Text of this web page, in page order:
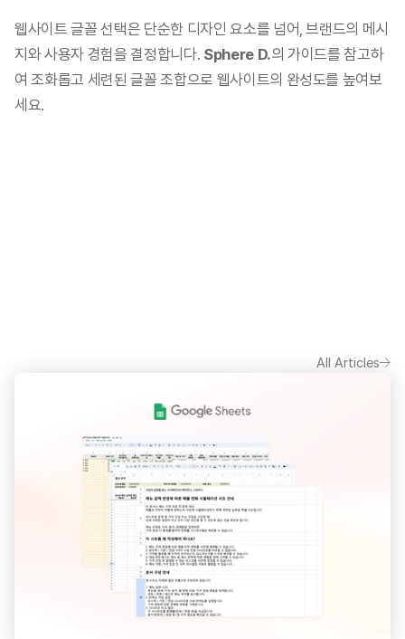
웹사이트 글꼴 선택은 단순한 디자인 요소를 넘어, 브랜드의 메시
지와 사용자 경험을 결정합니다. Sphere D.의 가이드를 참고하
여 조화롭고 세련된 글꼴 조합으로 웹사이트의 완성도를 높여보
세요.
All Articles